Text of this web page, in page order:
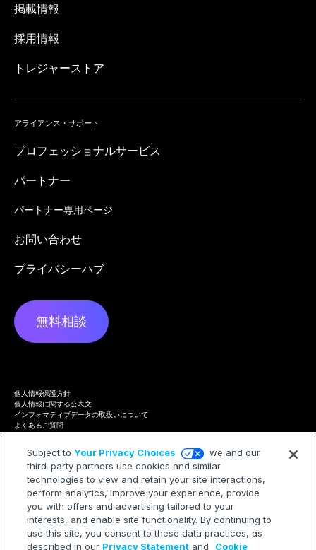
掲載情報
採用情報
トレジャーストア
アライアンス・サポート
プロフェッショナルサービス
パートナー
パートナー専用ページ
お問い合わせ
プライバシーハブ
無料相談
個人情報保護方針
個人情報に関する公表文
インフォマティブデータの取扱いについて
よくあるご質問
プライバシーハブ
Cookie Policy
Trademarks
Modern Slavery Statement
Your Privacy Choices
Subject toYour Privacy Choices
we and our
third-party partners use cookies and similar
technologies to view and retain your site interactions,
perform analytics, improve your experience, provide
you with offers and advertising tailored to your
interests, and enable site functionality. By continuing to
use this site, you consent to these data practices, as
described in our Privacy Statement and Cookie